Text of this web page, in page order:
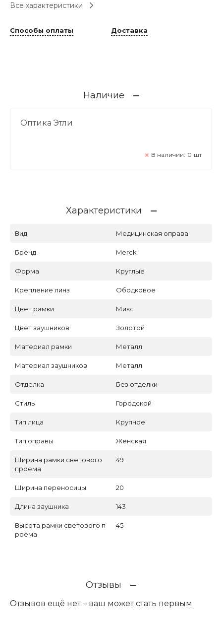
Все характеристики
Способы оплаты Доставка
Наличие
Оптика Этли
В наличии: 0 шт
Характеристики
Вид Медицинская оправа
Бренд Merck
Форма Круглые
Крепление линз Ободковое
Цвет рамки Микс
Цвет заушников Золотой
Материал рамки Металл
Материал заушников Металл
Отделка Без отделки
Стиль Городской
Тип лица Крупное
Тип оправы Женская
Ширина рамки светового
проема
49
Ширина переносицы 20
Длина заушника 143
Высота рамки светового п
роема
45
Отзывы
Отзывов ещё нет – ваш может стать первым